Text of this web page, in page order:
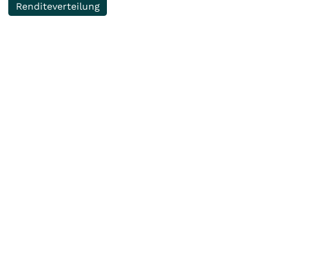
Renditeverteilung